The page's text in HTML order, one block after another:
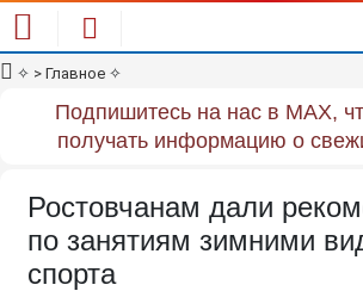
✧ > Главное ✧
Подпишитесь на нас в MAX,
получать информацию о
Ростовчанам дали
по занятиям зимними
спорта